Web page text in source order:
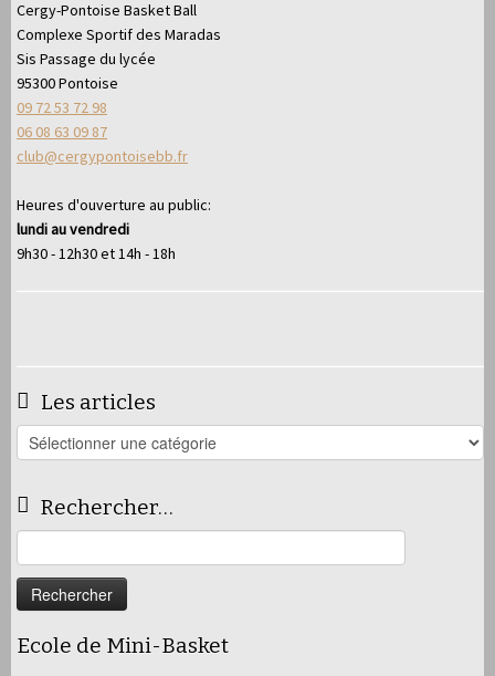
Cergy-Pontoise Basket Ball
Complexe Sportif des Maradas
Sis Passage du lycée
95300 Pontoise
09 72 53 72 98
06 08 63 09 87
club@cergypontoisebb.fr
Heures d'ouverture au public:
lundi au vendredi
9h30 - 12h30 et 14h - 18h
Les articles
Les
articles
Rechercher…
Ecole de Mini-Basket